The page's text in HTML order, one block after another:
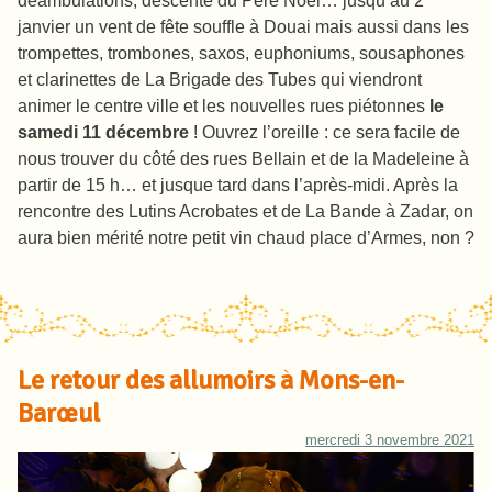
janvier un vent de fête souffle à Douai mais aussi dans les
trompettes, trombones, saxos, euphoniums, sousaphones
et clarinettes de La Brigade des Tubes qui viendront
animer le centre ville et les nouvelles rues piétonnes le
samedi 11 décembre ! Ouvrez l’oreille : ce sera facile de
nous trouver du côté des rues Bellain et de la Madeleine à
partir de 15 h… et jusque tard dans l’après-midi. Après la
rencontre des Lutins Acrobates et de La Bande à Zadar, on
aura bien mérité notre petit vin chaud place d’Armes, non ?
Le retour des allumoirs à Mons-en-
Barœul
mercredi 3 novembre 2021